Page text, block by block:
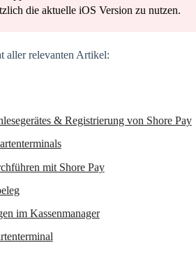
die aktuelle iOS Version zu nutzen.
aller relevanten Artikel:
& Registrierung von Shore Pay
mit Shore Pay
im Kassenmanager